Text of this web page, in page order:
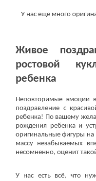
У нас еще много
Живое
ростовой
ребенка
Неповторимые эмоции
поздравление с
ребенка! По вашему
рождения ребенка и
оригинальные фигуры
массу незабываемых
несомненно, оценит
У нас есть всё, что